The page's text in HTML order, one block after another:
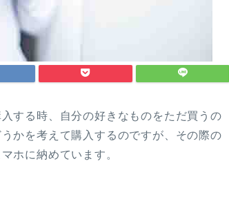
する時、自分の好きなものをただ買うの
かを考えて購入するのですが、その際の
ホに納めています。